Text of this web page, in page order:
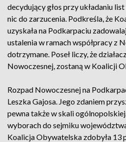
decydujący głos przy układaniu
nic do zarzucenia. Podkreśla, że
uzyskała na Podkarpaciu
ustalenia w ramach współpracy z
dotrzymane. Poseł liczy, że
Nowoczesnej, zostaną w Koalicji
Rozpad Nowoczesnej na
Leszka Gajosa. Jego zdaniem
pewna także w skali
wyborach do sejmiku
Koalicja Obywatelska zdobyła 13